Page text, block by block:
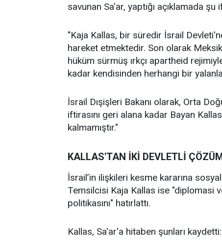
savunan Sa'ar, yaptığı açıklamada
"Kaja Kallas, bir süredir İsrail
hareket etmektedir. Son olarak
hüküm sürmüş ırkçı apartheid
kadar kendisinden herhangi bir
İsrail Dışişleri Bakanı olarak, Orta
iftirasını geri alana kadar Bayan
kalmamıştır."
KALLAS'TAN İKİ DEVLETLİ
İsrail’in ilişkileri kesme kararına
Temsilcisi Kaja Kallas ise "diplomasi
politikasını" hatırlattı.
Kallas, Sa'ar'a hitaben şunları kaydetti: